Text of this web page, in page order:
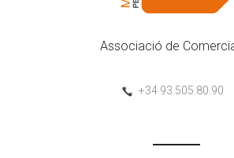
Associació de
+34 93.505.80.90